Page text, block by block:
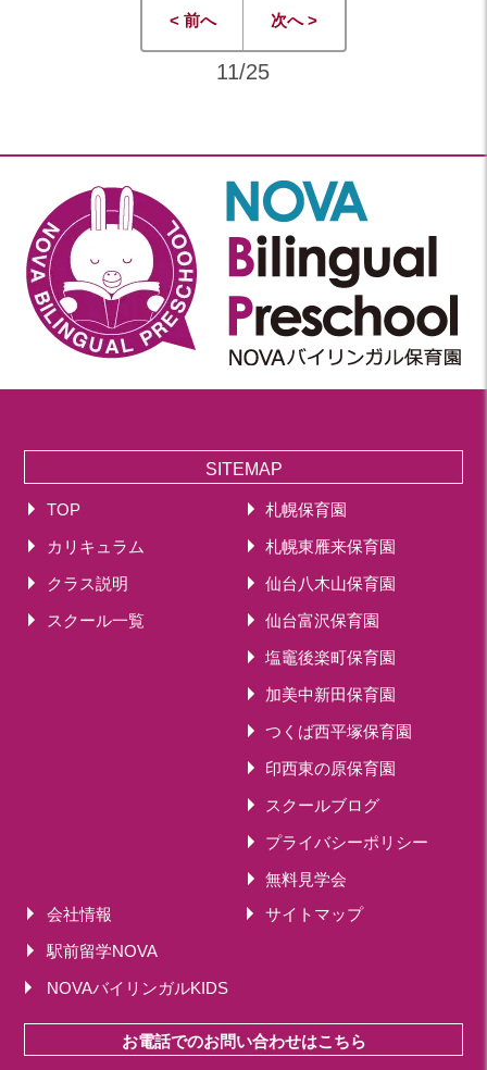
< 前へ 次へ >
11/25
SITEMAP
TOP
カリキュラム
クラス説明
スクール一覧
札幌保育園
札幌東雁来保育園
仙台八木山保育園
仙台富沢保育園
塩竈後楽町保育園
加美中新田保育園
つくば西平塚保育園
印西東の原保育園
スクールブログ
プライバシーポリシー
無料見学会
会社情報
サイトマップ
駅前留学NOVA
NOVAバイリンガルKIDS
お電話でのお問い合わせはこちら